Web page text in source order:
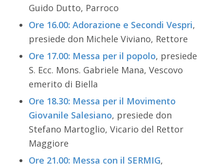
Guido Dutto, Parroco
Ore 16.00: Adorazione e Secondi Vespri,
presiede don Michele Viviano, Rettore
Ore 17.00: Messa per il popolo, presiede
S. Ecc. Mons. Gabriele Mana, Vescovo
emerito di Biella
Ore 18.30: Messa per il Movimento
Giovanile Salesiano, presiede don
Stefano Martoglio, Vicario del Rettor
Maggiore
Ore 21.00: Messa con il SERMIG,